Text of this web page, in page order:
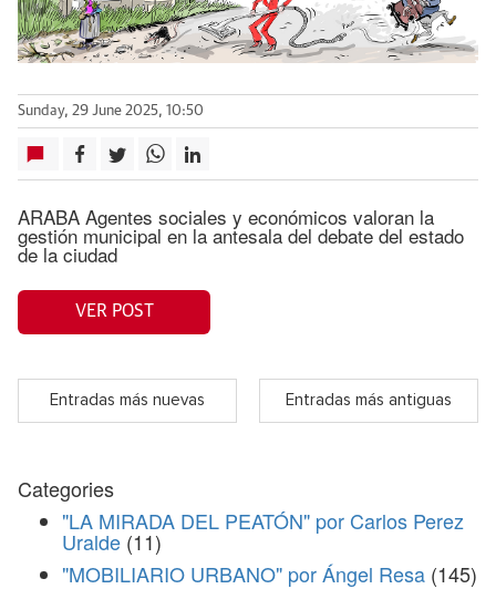
Sunday, 29 June 2025, 10:50
ARABA Agentes sociales y económicos valoran la
gestión municipal en la antesala del debate del estado
de la ciudad
VER POST
Entradas más nuevas Entradas más antiguas
Categories
"LA MIRADA DEL PEATÓN" por Carlos Perez
Uralde (11)
"MOBILIARIO URBANO" por Ángel Resa (145)